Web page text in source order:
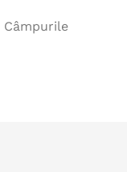
Câmpurile